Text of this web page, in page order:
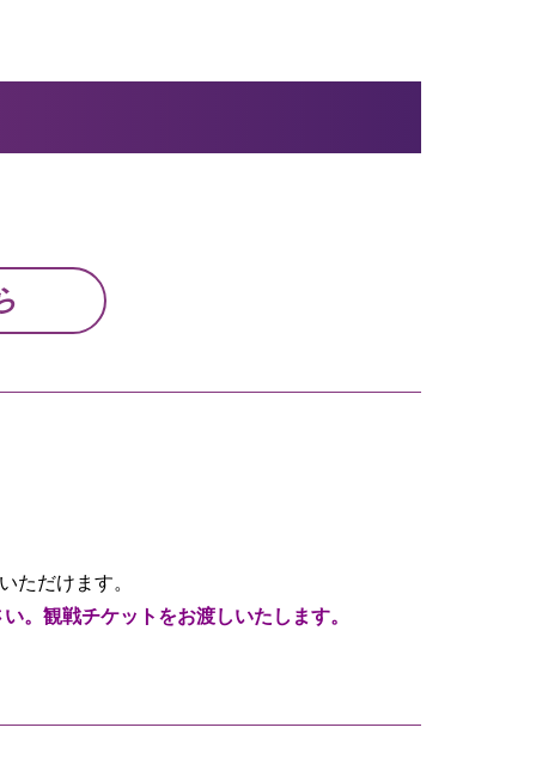
ただけます。
。観戦チケットをお渡しいたします。